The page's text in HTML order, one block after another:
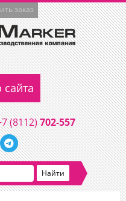
заказ
(8112)702-557